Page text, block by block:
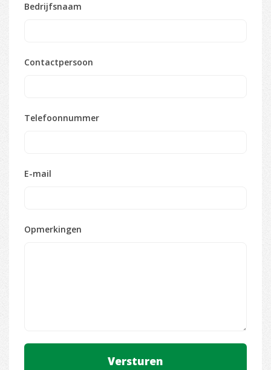
Bedrijfsnaam
Contactpersoon
Telefoonnummer
E-mail
Opmerkingen